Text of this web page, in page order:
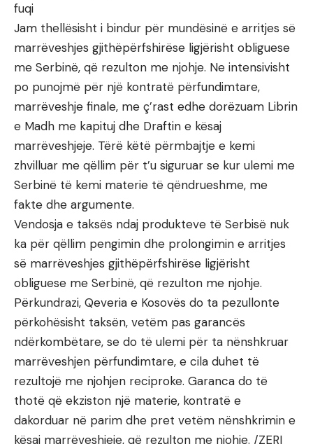
fuqi
Jam thellësisht i bindur për mundësinë e arritjes së
marrëveshjes gjithëpërfshirëse ligjërisht obliguese
me Serbinë, që rezulton me njohje. Ne intensivisht
po punojmë për një kontratë përfundimtare,
marrëveshje finale, me ç’rast edhe dorëzuam Librin
e Madh me kapituj dhe Draftin e kësaj
marrëveshjeje. Tërë këtë përmbajtje e kemi
zhvilluar me qëllim për t’u siguruar se kur ulemi me
Serbinë të kemi materie të qëndrueshme, me
fakte dhe argumente.
Vendosja e taksës ndaj produkteve të Serbisë nuk
ka për qëllim pengimin dhe prolongimin e arritjes
së marrëveshjes gjithëpërfshirëse ligjërisht
obliguese me Serbinë, që rezulton me njohje.
Përkundrazi, Qeveria e Kosovës do ta pezullonte
përkohësisht taksën, vetëm pas garancës
ndërkombëtare, se do të ulemi për ta nënshkruar
marrëveshjen përfundimtare, e cila duhet të
rezultojë me njohjen reciproke. Garanca do të
thotë që ekziston një materie, kontratë e
dakorduar në parim dhe pret vetëm nënshkrimin e
kësaj marrëveshjeje, që rezulton me njohje. /ZERI